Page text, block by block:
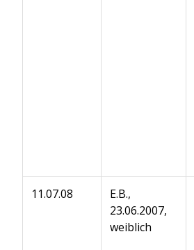
11.07.08
E.B.,
23.06.2007,
weiblich